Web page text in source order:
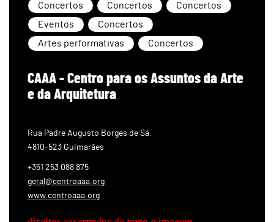
Concertos
Concertos
Concertos
Eventos
Concertos
Artes performativas
Concertos
CAAA - Centro para os Assuntos da Arte
e da Arquitetura
Rua Padre Augusto Borges de Sá,
4810-523 Guimarães
+351 253 088 875
geral@centroaaa.org
www.centroaaa.org